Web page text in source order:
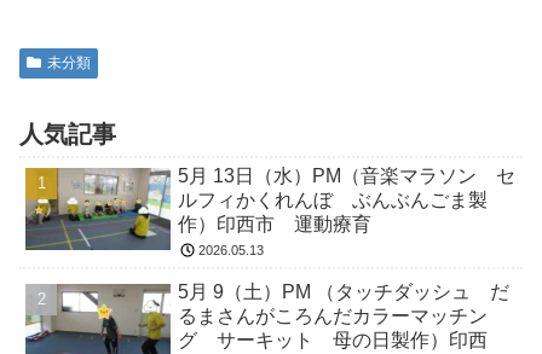
未分類
人気記事
5月 13日（水）PM（音楽マラソン セ
ルフィかくれんぼ ぶんぶんごま製
作）印西市 運動療育
2026.05.13
5月 9（土）PM （タッチダッシュ だ
るまさんがころんだカラーマッチン
グ サーキット 母の日製作）印西